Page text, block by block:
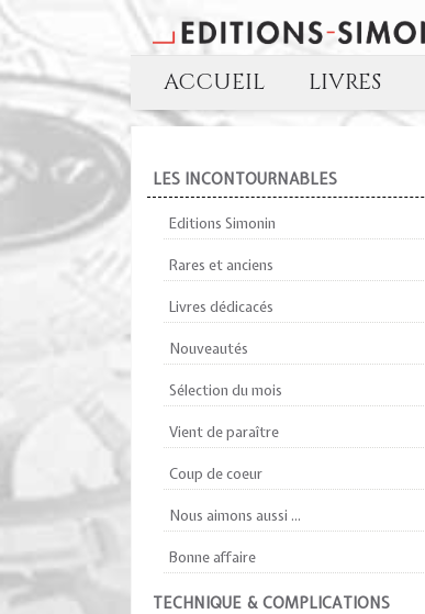
ACCUEIL LIVRES
LES INCONTOURNABLES
Editions Simonin
Rares et anciens
Livres dédicacés
Nouveautés
Sélection du mois
Vient de paraître
Coup de coeur
Nous aimons aussi ...
Bonne affaire
TECHNIQUE & COMPLICATIONS